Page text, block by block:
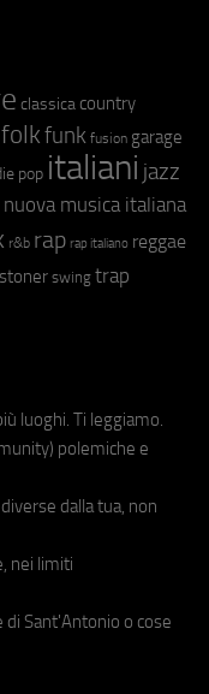
classica country
folkfunk fusion garage
pop italiani jazz
nuova musica italiana
r&b rap rap italiano reggae
stoner swing trap
luoghi. Ti leggiamo.
polemiche e
dalla tua, non
nei limiti
di Sant'Antonio o cose